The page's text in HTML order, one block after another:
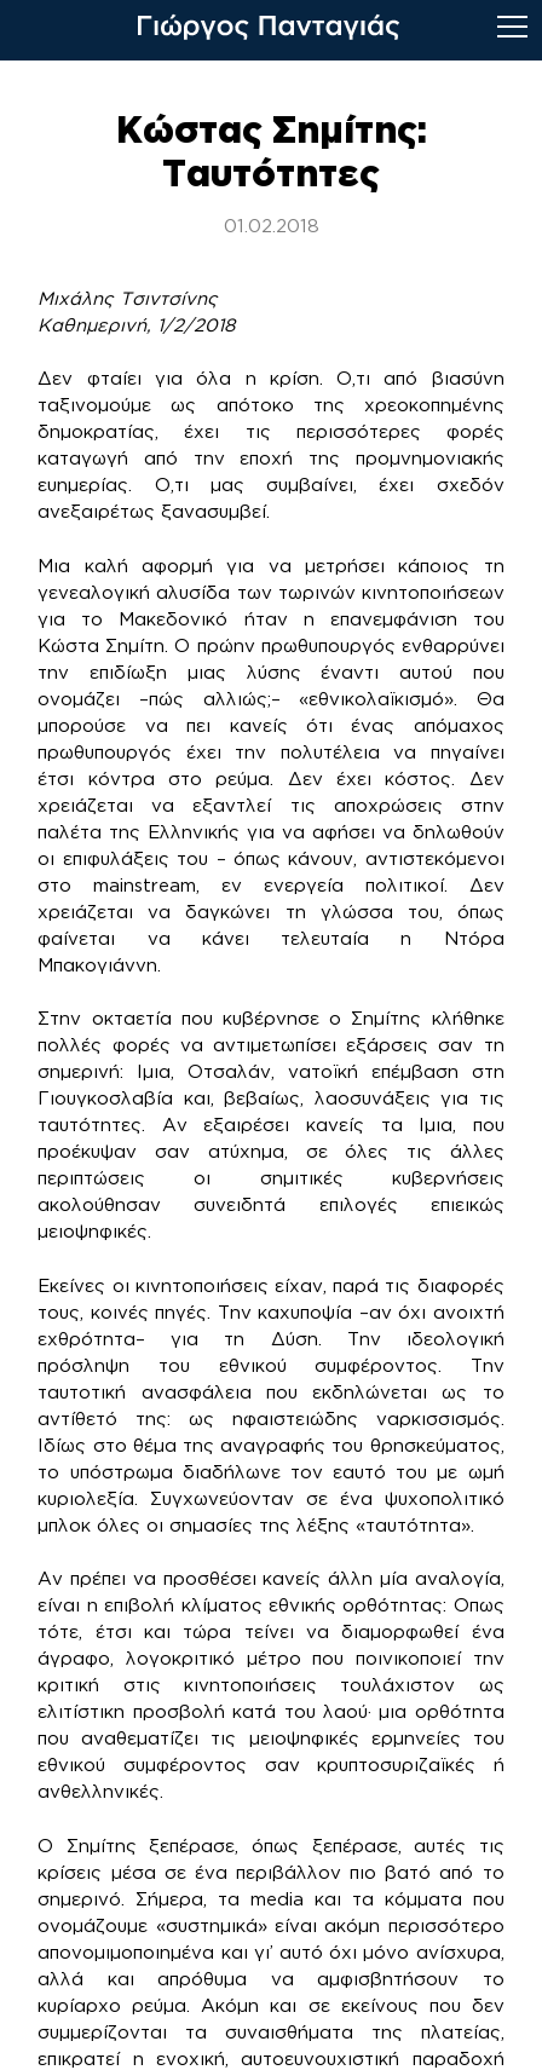
Κώστας Σημίτης:
Ταυτότητες
01.02.2018
Μιχάλης Τσιντσίνης
Καθημερινή, 1/2/2018
Δεν φταίει για όλα η κρίση. Ο,τι από βιασύνη
ταξινομούμε ως απότοκο της χρεοκοπημένης
δημοκρατίας, έχει τις περισσότερες φορές
καταγωγή από την εποχή της προμνημονιακής
ευημερίας. Ο,τι μας συμβαίνει, έχει σχεδόν
ανεξαιρέτως ξανασυμβεί.
Μια καλή αφορμή για να μετρήσει κάποιος τη
γενεαλογική αλυσίδα των τωρινών κινητοποιήσεων
για το Μακεδονικό ήταν η επανεμφάνιση του
Κώστα Σημίτη. Ο πρώην πρωθυπουργός ενθαρρύνει
την επιδίωξη μιας λύσης έναντι αυτού που
ονομάζει –πώς αλλιώς;– «εθνικολαϊκισμό». Θα
μπορούσε να πει κανείς ότι ένας απόμαχος
πρωθυπουργός έχει την πολυτέλεια να πηγαίνει
έτσι κόντρα στο ρεύμα. Δεν έχει κόστος. Δεν
χρειάζεται να εξαντλεί τις αποχρώσεις στην
παλέτα της Ελληνικής για να αφήσει να δηλωθούν
οι επιφυλάξεις του – όπως κάνουν, αντιστεκόμενοι
στο mainstream, εν ενεργεία πολιτικοί. Δεν
χρειάζεται να δαγκώνει τη γλώσσα του, όπως
φαίνεται να κάνει τελευταία η Ντόρα
Μπακογιάννη.
Στην οκταετία που κυβέρνησε ο Σημίτης κλήθηκε
πολλές φορές να αντιμετωπίσει εξάρσεις σαν τη
σημερινή: Ιμια, Οτσαλάν, νατοϊκή επέμβαση στη
Γιουγκοσλαβία και, βεβαίως, λαοσυνάξεις για τις
ταυτότητες. Αν εξαιρέσει κανείς τα Ιμια, που
προέκυψαν σαν ατύχημα, σε όλες τις άλλες
περιπτώσεις οι σημιτικές κυβερνήσεις
ακολούθησαν συνειδητά επιλογές επιεικώς
μειοψηφικές.
Εκείνες οι κινητοποιήσεις είχαν, παρά τις διαφορές
τους, κοινές πηγές. Την καχυποψία –αν όχι ανοιχτή
εχθρότητα– για τη Δύση. Την ιδεολογική
πρόσληψη του εθνικού συμφέροντος. Την
ταυτοτική ανασφάλεια που εκδηλώνεται ως το
αντίθετό της: ως ηφαιστειώδης ναρκισσισμός.
Ιδίως στο θέμα της αναγραφής του θρησκεύματος,
το υπόστρωμα διαδήλωνε τον εαυτό του με ωμή
κυριολεξία. Συγχωνεύονταν σε ένα ψυχοπολιτικό
μπλοκ όλες οι σημασίες της λέξης «ταυτότητα».
Αν πρέπει να προσθέσει κανείς άλλη μία αναλογία,
είναι η επιβολή κλίματος εθνικής ορθότητας: Οπως
τότε, έτσι και τώρα τείνει να διαμορφωθεί ένα
άγραφο, λογοκριτικό μέτρο που ποινικοποιεί την
κριτική στις κινητοποιήσεις τουλάχιστον ως
ελιτίστικη προσβολή κατά του λαού· μια ορθότητα
που αναθεματίζει τις μειοψηφικές ερμηνείες του
εθνικού συμφέροντος σαν κρυπτοσυριζαϊκές ή
ανθελληνικές.
Ο Σημίτης ξεπέρασε, όπως ξεπέρασε, αυτές τις
κρίσεις μέσα σε ένα περιβάλλον πιο βατό από το
σημερινό. Σήμερα, τα media και τα κόμματα που
ονομάζουμε «συστημικά» είναι ακόμη περισσότερο
απονομιμοποιημένα και γι’ αυτό όχι μόνο ανίσχυρα,
αλλά και απρόθυμα να αμφισβητήσουν το
κυρίαρχο ρεύμα. Ακόμη και σε εκείνους που δεν
συμμερίζονται τα συναισθήματα της πλατείας,
επικρατεί η ενοχική, αυτοευνουχιστική παραδοχή